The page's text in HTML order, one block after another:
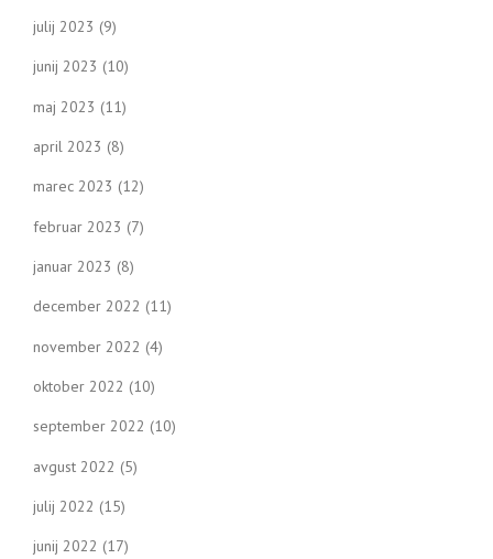
julij 2023 (9)
junij 2023 (10)
maj 2023 (11)
april 2023 (8)
marec 2023 (12)
februar 2023 (7)
januar 2023 (8)
december 2022 (11)
november 2022 (4)
oktober 2022 (10)
september 2022 (10)
avgust 2022 (5)
julij 2022 (15)
junij 2022 (17)